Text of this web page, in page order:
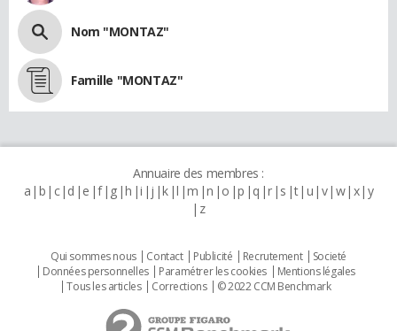
Nom "MONTAZ"
Famille "MONTAZ"
Annuaire des membres :
a b c d e f g h i j k l m n o p q r s t u v w x y
z
Qui sommes nous Contact Publicité Recrutement
Societé
Données personnelles
Paramétrer les cookies
Mentions légales
Tous les articles
Corrections © 2022 CCM Benchmark